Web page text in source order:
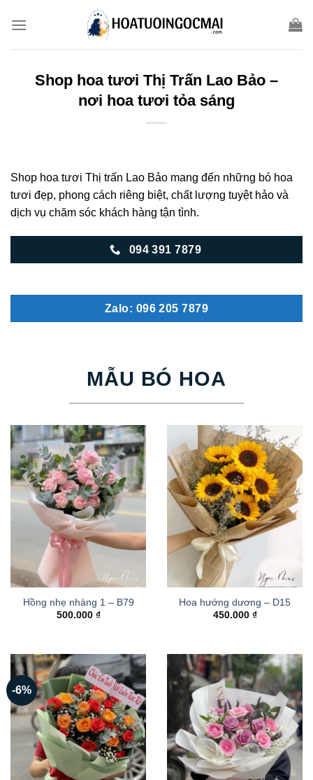
Shop hoa tươi Thị Trấn Lao Bảo –
nơi hoa tươi tỏa sáng
Shop hoa tươi Thị trấn Lao Bảo mang đến những bó hoa
tươi đẹp, phong cách riêng biệt, chất lượng tuyệt hảo và
dịch vụ chăm sóc khách hàng tận tình.
094 391 7879
Zalo: 096 205 7879
MẪU BÓ HOA
Hồng nhẹ nhàng 1 – B79
500.000 ₫
Hoa hướng dương – D15
450.000 ₫
-6%